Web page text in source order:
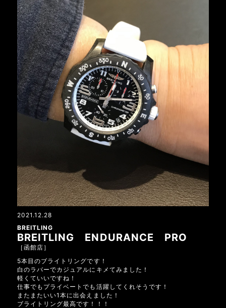
2021.12.28
BREITLING
BREITLING ENDURANCE PRO
［函館店］
5本目のブライトリングです！
白のラバーでカジュアルにキメてみました！
軽くていいですね！
仕事でもプライベートでも活躍してくれそうです！
またまたいい1本に出会えました！
ブライトリング最高です！！！